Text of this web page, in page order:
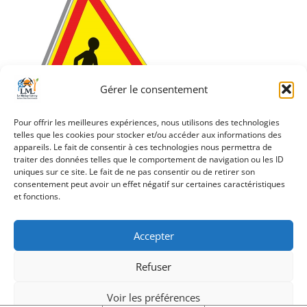
Gérer le consentement
Pour offrir les meilleures expériences, nous utilisons des technologies
telles que les cookies pour stocker et/ou accéder aux informations des
appareils. Le fait de consentir à ces technologies nous permettra de
traiter des données telles que le comportement de navigation ou les ID
uniques sur ce site. Le fait de ne pas consentir ou de retirer son
consentement peut avoir un effet négatif sur certaines caractéristiques
et fonctions.
Accepter
Refuser
Voir les préférences
Navigation
de
Vignette_PanneauTravaux
Création Androme Informatique